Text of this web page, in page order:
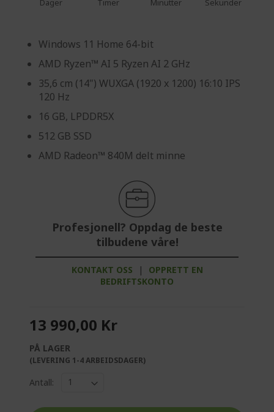
Dager Timer Minutter Sekunder
Windows 11 Home 64-bit
AMD Ryzen™ AI 5 Ryzen AI 2 GHz
35,6 cm (14") WUXGA (1920 x 1200) 16:10 IPS
120 Hz
16 GB, LPDDR5X
512 GB SSD
AMD Radeon™ 840M delt minne
Profesjonell? Oppdag de beste
tilbudene våre!
KONTAKT OSS |
OPPRETT EN
BEDRIFTSKONTO
13 990,00 Kr
PÅ LAGER
(LEVERING 1-4 ARBEIDSDAGER)
Antall: